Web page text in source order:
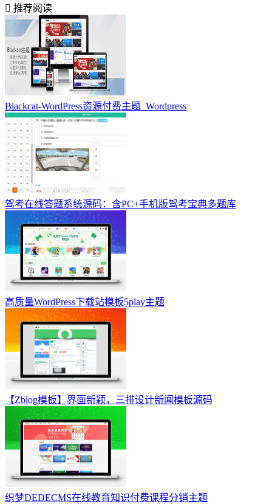
推荐阅读
Blackcat-WordPress资源付费主题_Wordpress
驾考在线答题系统源码：含PC+手机版驾考宝典多题库
高质量WordPress下载站模板5play主题
【Zblog模板】界面新颖，三排设计新闻模板源码
织梦DEDECMS在线教育知识付费课程分销主题